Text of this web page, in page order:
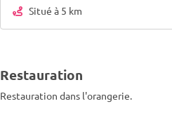
Situé à 5 km
Restauration
Restauration dans l'orangerie.